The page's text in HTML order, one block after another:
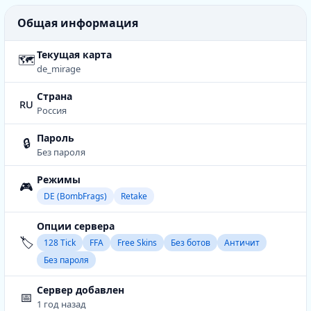
Общая информация
🗺Текущая карта
de_mirage
ru Страна
Россия
🔒 Пароль
Без пароля
🎮 Режимы
DE (BombFrags) Retake
🏷️
Опции сервера
128 Tick FFA Free Skins Без ботов
Античит
Без пароля
📅 Сервер добавлен
1 год назад